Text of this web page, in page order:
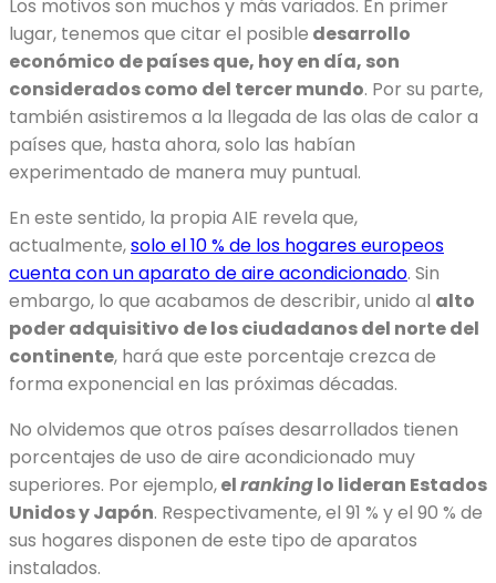
Los motivos son muchos y más variados. En primer
lugar, tenemos que citar el posible desarrollo
económico de países que, hoy en día, son
considerados como del tercer mundo. Por su parte,
también asistiremos a la llegada de las olas de calor a
países que, hasta ahora, solo las habían
experimentado de manera muy puntual.
En este sentido, la propia AIE revela que,
actualmente,solo el 10 % de los hogares europeos
cuenta con un aparato de aire acondicionado. Sin
embargo, lo que acabamos de describir, unido al alto
poder adquisitivo de los ciudadanos del norte del
continente, hará que este porcentaje crezca de
forma exponencial en las próximas décadas.
No olvidemos que otros países desarrollados tienen
porcentajes de uso de aire acondicionado muy
superiores. Por ejemplo,elrankinglo lideran Estados
Unidos y Japón. Respectivamente, el 91 % y el 90 % de
sus hogares disponen de este tipo de aparatos
instalados.